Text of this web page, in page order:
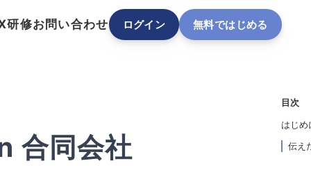
研修お問い合わせ ログイン 無料ではじめる
合同会社
目次
はじめ
伝え